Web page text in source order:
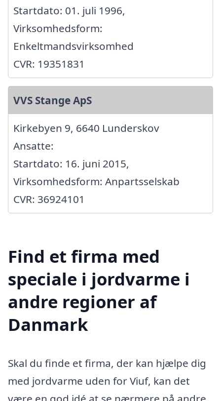
Startdato: 01. juli 1996,
Virksomhedsform:
Enkeltmandsvirksomhed
CVR: 19351831
VVS Stange ApS
Kirkebyen 9, 6640 Lunderskov
Ansatte:
Startdato: 16. juni 2015,
Virksomhedsform: Anpartsselskab
CVR: 36924101
Find et firma med
speciale i jordvarme i
andre regioner af
Danmark
Skal du finde et firma, der kan hjælpe dig
med jordvarme uden for Viuf, kan det